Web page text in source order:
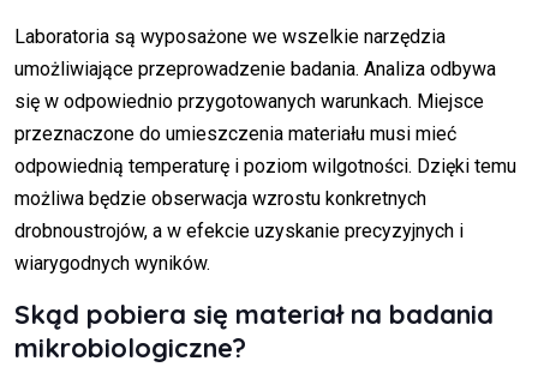
Laboratoria są wyposażone we wszelkie narzędzia
umożliwiające przeprowadzenie badania. Analiza odbywa
się w odpowiednio przygotowanych warunkach. Miejsce
przeznaczone do umieszczenia materiału musi mieć
odpowiednią temperaturę i poziom wilgotności. Dzięki temu
możliwa będzie obserwacja wzrostu konkretnych
drobnoustrojów, a w efekcie uzyskanie precyzyjnych i
wiarygodnych wyników.
Skąd pobiera się materiał na badania
mikrobiologiczne?